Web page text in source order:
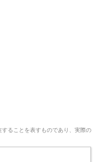
ることを表すものであり、実際の